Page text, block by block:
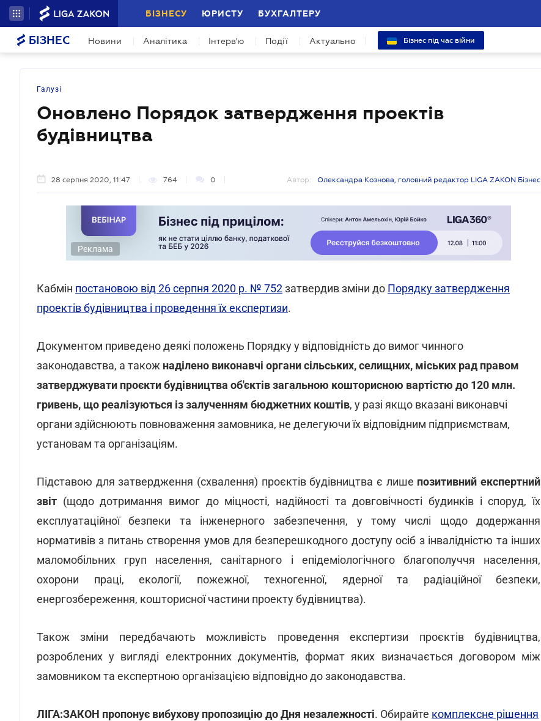
БІЗНЕСУ ЮРИСТУ БУХГАЛТЕРУ
БІЗНЕС Новини Аналітика Інтерв'ю Події Актуально Бізнес під час війни
Галузі
Оновлено Порядок затвердження проектів
будівництва
28 серпня 2020, 11:47 764 0 Автор: Олександра Кознова, головний редактор LIGA ZAKON Бізнес
Реклама
Кабмін постановою від 26 серпня 2020 р. № 752затвердив зміни до Порядку затвердження
проектів будівництва і проведення їх експертизи.
Документом приведено деякі положень Порядку у відповідність до вимог чинного
законодавства, а також наділено виконавчі органи сільських, селищних, міських рад правом
затверджувати проєкти будівництва об'єктів загальною кошторисною вартістю до 120 млн.
гривень, що реалізуються із залученням бюджетних коштів, у разі якщо вказані виконавчі
органи здійснюють повноваження замовника, не делегуючи їх відповідним підприємствам,
установам та організаціям.
Підставою для затвердження (схвалення) проєктів будівництва є лише позитивний експертний
звіт (щодо дотримання вимог до міцності, надійності та довговічності будинків і споруд, їх
експлуатаційної безпеки та інженерного забезпечення, у тому числі щодо додержання
нормативів з питань створення умов для безперешкодного доступу осіб з інвалідністю та інших
маломобільних груп населення, санітарного і епідеміологічного благополуччя населення,
охорони праці, екології, пожежної, техногенної, ядерної та радіаційної безпеки,
енергозбереження, кошторисної частини проекту будівництва).
Також зміни передбачають можливість проведення експертизи проєктів будівництва,
розроблених у вигляді електронних документів, формат яких визначається договором між
замовником та експертною організацією відповідно до законодавства.
ЛІГА:ЗАКОН пропонує вибухову пропозицію до Дня незалежності. Обирайте комплексне рішення